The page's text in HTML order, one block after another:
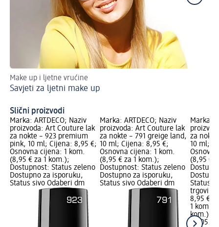
Make up i ljetne vrućine
Savjeti za ljetni make up
Slični proizvodi
Marka: ARTDECO; Naziv
proizvoda: Art Couture lak
za nokte – 923 premium
pink, 10 ml; Cijena: 8,95 €;
Osnovna cijena: 1 kom.
(8,95 € za 1 kom.);
Dostupnost: Status zeleno
Dostupno za isporuku,
Status sivo Odaberi dm
Marka: ARTDECO; Naziv
proizvoda: Art Couture lak
za nokte – 791 greige land,
10 ml; Cijena: 8,95 €;
Osnovna cijena: 1 kom.
(8,95 € za 1 kom.);
Dostupnost: Status zeleno
Dostupno za isporuku,
Status sivo Odaberi dm
Marka:
za
10 ml;
(8,95 €
Status
trgovinu
8,95 €
1 kom.
kom.)